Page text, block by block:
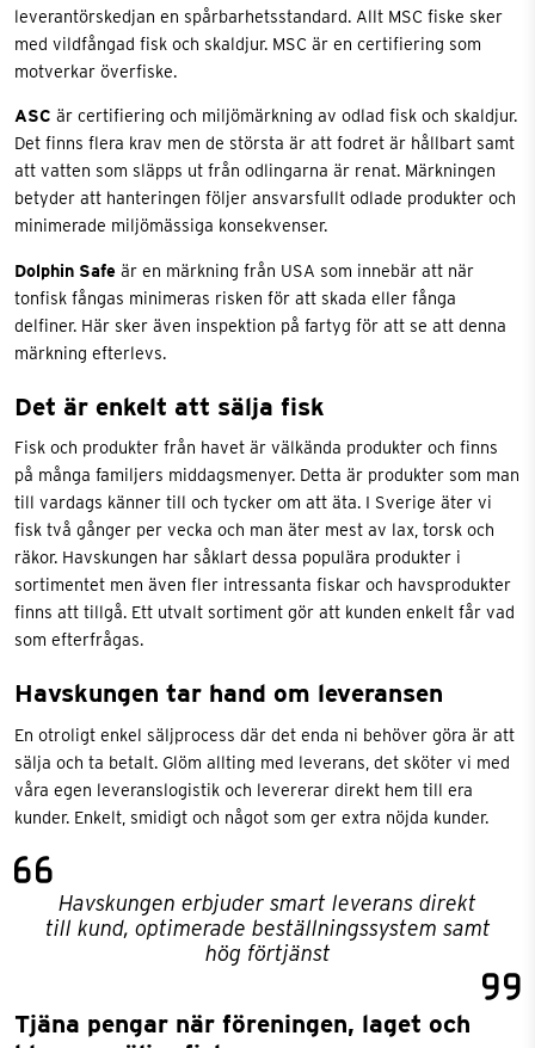
leverantörskedjan en spårbarhetsstandard. Allt MSC fiske sker
med vildfångad fisk och skaldjur. MSC är en certifiering som
motverkar överfiske.
ASC är certifiering och miljömärkning av odlad fisk och skaldjur.
Det finns flera krav men de största är att fodret är hållbart samt
att vatten som släpps ut från odlingarna är renat. Märkningen
betyder att hanteringen följer ansvarsfullt odlade produkter och
minimerade miljömässiga konsekvenser.
Dolphin Safe är en märkning från USA som innebär att när
tonfisk fångas minimeras risken för att skada eller fånga
delfiner. Här sker även inspektion på fartyg för att se att denna
märkning efterlevs.
Det är enkelt att sälja fisk
Fisk och produkter från havet är välkända produkter och finns
på många familjers middagsmenyer. Detta är produkter som man
till vardags känner till och tycker om att äta. I Sverige äter vi
fisk två gånger per vecka och man äter mest av lax, torsk och
räkor. Havskungen har såklart dessa populära produkter i
sortimentet men även fler intressanta fiskar och havsprodukter
finns att tillgå. Ett utvalt sortiment gör att kunden enkelt får vad
som efterfrågas.
Havskungen tar hand om leveransen
En otroligt enkel säljprocess där det enda ni behöver göra är att
sälja och ta betalt. Glöm allting med leverans, det sköter vi med
våra egen leveranslogistik och levererar direkt hem till era
kunder. Enkelt, smidigt och något som ger extra nöjda kunder.
Havskungen erbjuder smart leverans direkt
till kund, optimerade beställningssystem samt
hög förtjänst
Tjäna pengar när föreningen, laget och